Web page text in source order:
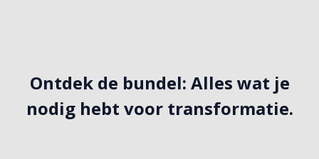
Ontdek de bundel: Alles wat je
nodig hebt voor transformatie.